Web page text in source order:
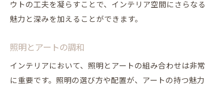
ウトの工夫を凝らすことで、インテリア空間にさらなる
魅力と深みを加えることができます。
照明とアートの調和
インテリアにおいて、照明とアートの組み合わせは非常
に重要です。照明の選び方や配置が、アートの持つ魅力